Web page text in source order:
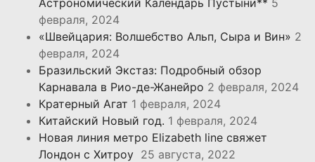
Астрономический Календарь Пустыни** 5
февраля, 2024
«Швейцария: Волшебство Альп, Сыра и Вин» 2
февраля, 2024
Бразильский Экстаз: Подробный обзор
Карнавала в Рио-де-Жанейро 2 февраля, 2024
Кратерный Агат 1 февраля, 2024
Китайский Новый год. 1 февраля, 2024
Новая линия метро Elizabeth line свяжет
Лондон с Хитроу 25 августа, 2022